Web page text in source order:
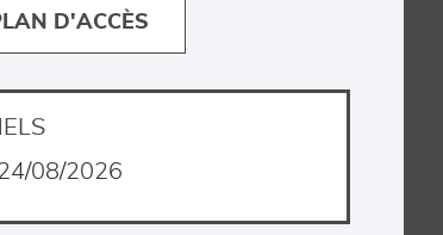
D'ACCÈS
08/2026